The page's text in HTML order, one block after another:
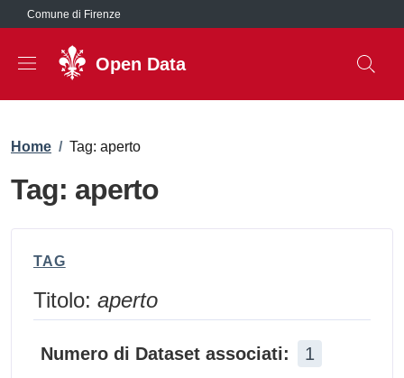
Salta al contenuto principale
Comune di Firenze
Open Data
Briciole di pane
Home / Tag: aperto
Tag: aperto
TAG
Titolo: aperto
Numero di Dataset associati: 1